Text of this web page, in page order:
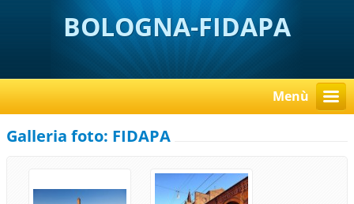
BOLOGNA-FIDAPA
Menù
Galleria foto: FIDAPA